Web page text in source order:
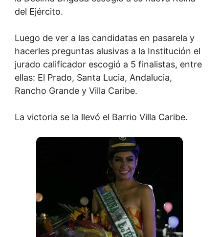
del Ejército.
Luego de ver a las candidatas en pasarela y
hacerles preguntas alusivas a la Institución el
jurado calificador escogió a 5 finalistas, entre
ellas: El Prado, Santa Lucia, Andalucia,
Rancho Grande y Villa Caribe.
La victoria se la llevó el Barrio Villa Caribe.